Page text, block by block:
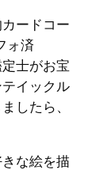
ードコー
ォ済
士がお宝
イックル
したら、
な絵を描